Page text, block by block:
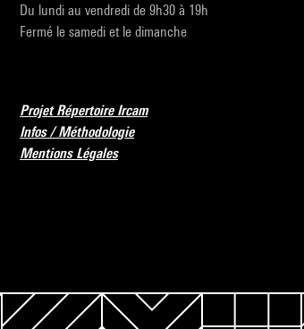
Du lundi au vendredi de 9h30 à 19h
Fermé le samedi et le dimanche
Projet Répertoire Ircam
Infos / Méthodologie
Mentions Légales